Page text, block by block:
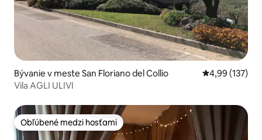
Bývanie v meste San Floriano del Collio Priemerné
4,99 (137)
Vila AGLI ULIVI
Obľúbené medzi hosťami
Obľúbené medzi hosťami